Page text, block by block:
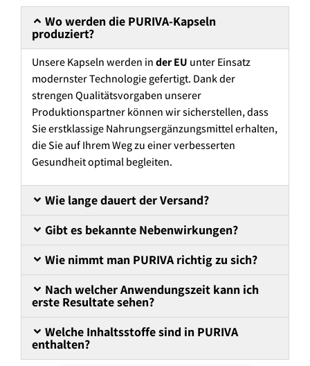
Wo werden die PURIVA-Kapseln
produziert?
Unsere Kapseln werden inder EU unter Einsatz
modernster Technologie gefertigt. Dank der
strengen Qualitätsvorgaben unserer
Produktionspartner können wir sicherstellen, dass
Sie erstklassige Nahrungsergänzungsmittel erhalten,
die Sie auf Ihrem Weg zu einer verbesserten
Gesundheit optimal begleiten.
Wie lange dauert der Versand?
Gibt es bekannte Nebenwirkungen?
Wie nimmt man PURIVA richtig zu sich?
Nach welcher Anwendungszeit kann ich
erste Resultate sehen?
Welche Inhaltsstoffe sind in PURIVA
enthalten?